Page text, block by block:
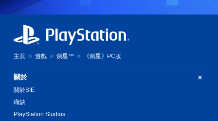
主頁 遊戲 劍星™ 《劍星》PC版
關於
關於SIE
職缺
PlayStation Studios